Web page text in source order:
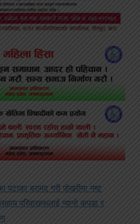
पटाका बरामद गरी पोखरीमा नष्ट
परिवारहरूलाई न्यानो कपडा र